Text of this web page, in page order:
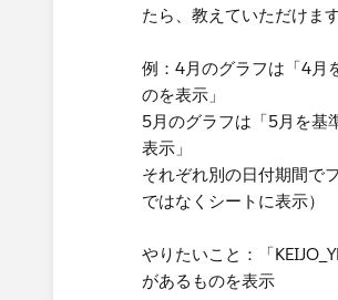
たら、教えていただけま
例：4月のグラフは「4月
のを表示」
5月のグラフは「5月を基
表示」
それぞれ別の日付期間で
ではなくシートに表示）
やりたいこと：「
があるものを表示